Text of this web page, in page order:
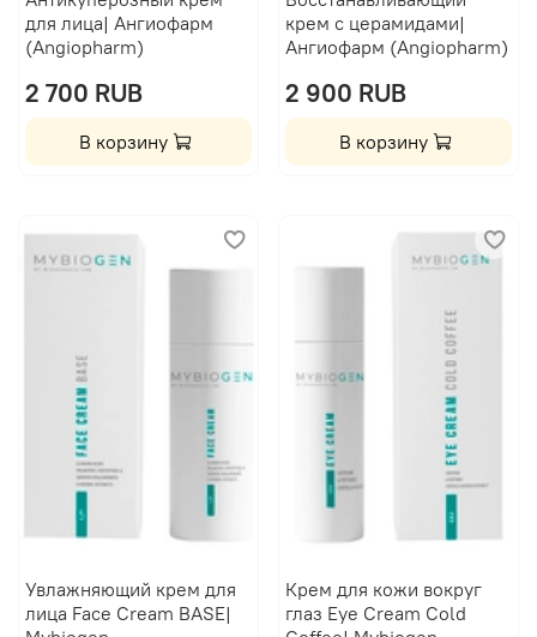
для лица| Ангиофарм
(Angiopharm)
2 700 RUB
В корзину
крем с церамидами|
Ангиофарм (Angiopharm)
2 900 RUB
В корзину
Увлажняющий крем для
лица Face Cream BASE|
Крем для кожи вокруг
глаз Eye Cream Cold